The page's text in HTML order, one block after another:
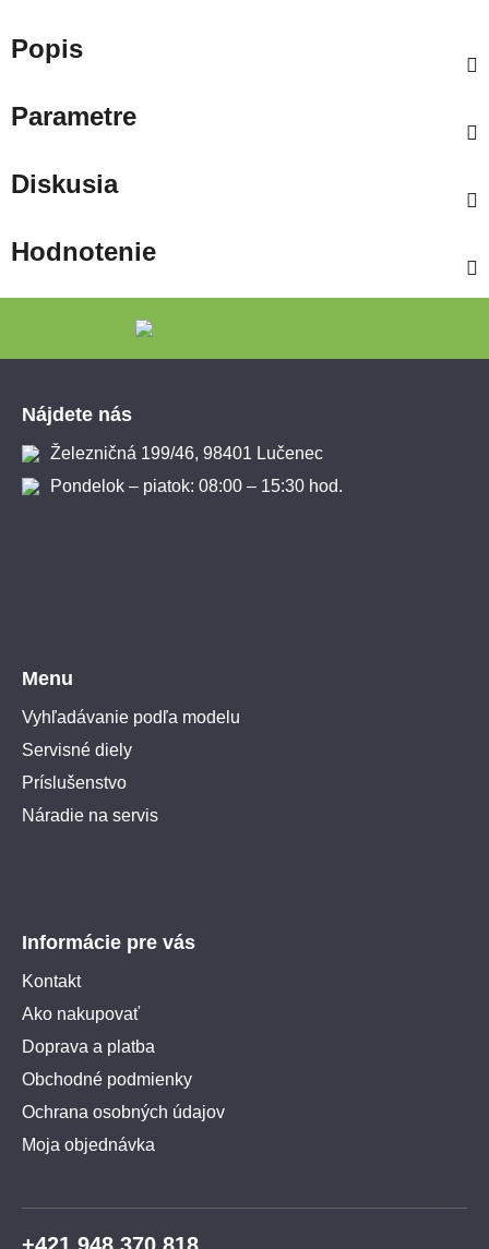
Popis
Parametre
Diskusia
Hodnotenie
Nájdete nás
Železničná 199/46, 98401 Lučenec
Pondelok – piatok: 08:00 – 15:30 hod.
Menu
Vyhľadávanie podľa modelu
Servisné diely
Príslušenstvo
Náradie na servis
Informácie pre vás
Kontakt
Ako nakupovať
Doprava a platba
Obchodné podmienky
Ochrana osobných údajov
Moja objednávka
+421 948 370 818